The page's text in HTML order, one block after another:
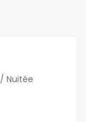
/ Nuitée